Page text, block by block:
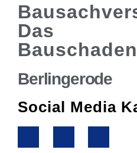
Das
Berlingerode
Social Media